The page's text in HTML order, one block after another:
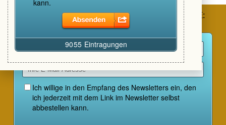
HOL DIR JETZT DIE KOSTENLOSEN LEHRBRIEFE: